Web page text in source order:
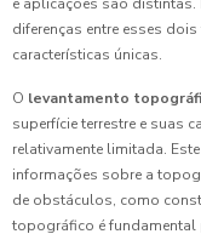
diferenças entre esses
características únicas.
O levantamento
superfície terrestre e suas
relativamente limitada.
informações sobre a
de obstáculos, como
topográfico é fundamental